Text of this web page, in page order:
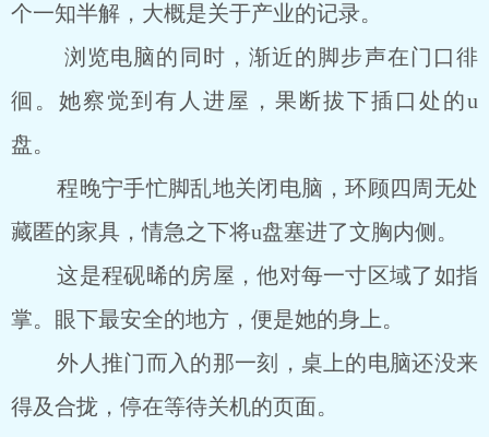
个一知半解，大概是关于产业的记录。
浏览电脑的同时，渐近的脚步声在门口徘
徊。她察觉到有人进屋，果断拔下插口处的u
盘。
程晚宁手忙脚乱地关闭电脑，环顾四周无处
藏匿的家具，情急之下将u盘塞进了文胸内侧。
这是程砚晞的房屋，他对每一寸区域了如指
掌。眼下最安全的地方，便是她的身上。
外人推门而入的那一刻，桌上的电脑还没来
得及合拢，停在等待关机的页面。